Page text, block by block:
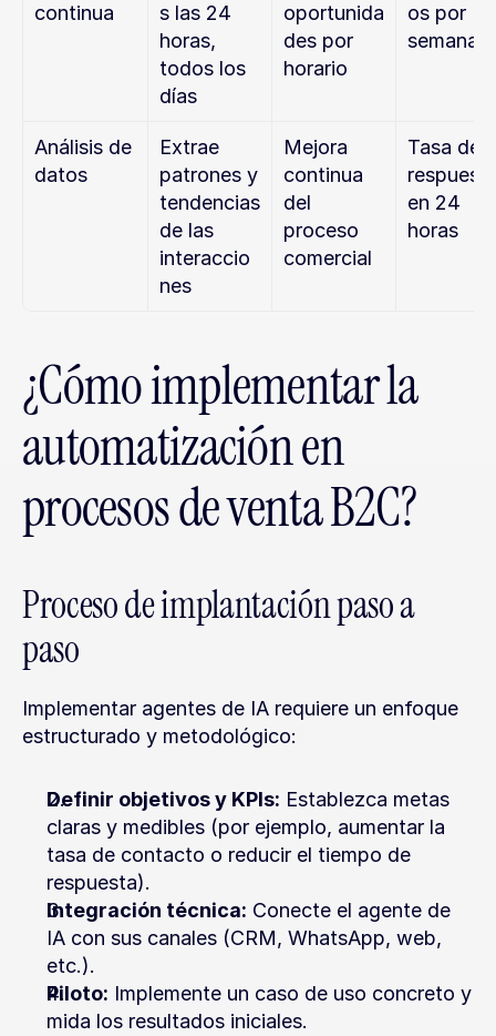
continua
s las 24
horas,
todos los
días
oportunida
des por
horario
os por
semana
Análisis de
datos
Extrae
patrones y
tendencias
de las
interaccio
nes
Mejora
continua
del
proceso
comercial
Tasa de
en 24
horas
¿Cómo implementar la
automatización en
procesos de venta B2C?
Proceso de implantación paso a
paso
Implementar agentes de IA requiere un enfoque
estructurado y metodológico:
Definir objetivos y KPIs: Establezca metas
claras y medibles (por ejemplo, aumentar la
tasa de contacto o reducir el tiempo de
respuesta).
Integración técnica: Conecte el agente de
IA con sus canales (CRM, WhatsApp, web,
etc.).
Piloto: Implemente un caso de uso concreto y
mida los resultados iniciales.